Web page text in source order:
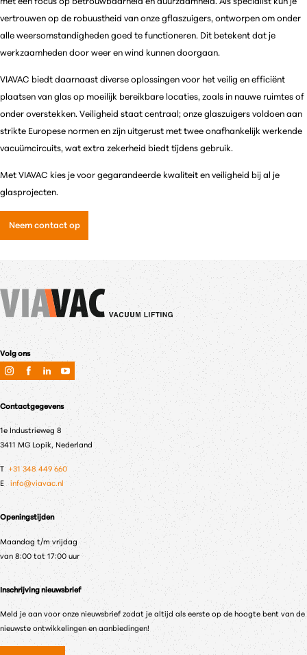
vertrouwen op de robuustheid van onze gflaszuigers, ontworpen om onder
alle weersomstandigheden goed te functioneren. Dit betekent dat je
werkzaamheden door weer en wind kunnen doorgaan.
VIAVAC biedt daarnaast diverse oplossingen voor het veilig en efficiënt
plaatsen van glas op moeilijk bereikbare locaties, zoals in nauwe ruimtes of
onder overstekken. Veiligheid staat centraal; onze glaszuigers voldoen aan
strikte Europese normen en zijn uitgerust met twee onafhankelijk werkende
vacuümcircuits, wat extra zekerheid biedt tijdens gebruik.
Met VIAVAC kies je voor gegarandeerde kwaliteit en veiligheid bij al je
glasprojecten.
Neem contact op
Volg ons
Contactgegevens
1e Industrieweg 8
3411 MG Lopik, Nederland
T +31 348 449 660
E info@viavac.nl
Openingstijden
Maandag t/m vrijdag
van 8:00 tot 17:00 uur
Inschrijving nieuwsbrief
Meld je aan voor onze nieuwsbrief zodat je altijd als eerste op de hoogte bent van de
nieuwste ontwikkelingen en aanbiedingen!